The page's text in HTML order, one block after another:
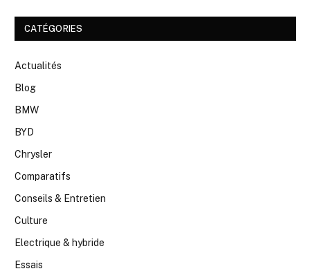
CATÉGORIES
Actualités
Blog
BMW
BYD
Chrysler
Comparatifs
Conseils & Entretien
Culture
Electrique & hybride
Essais